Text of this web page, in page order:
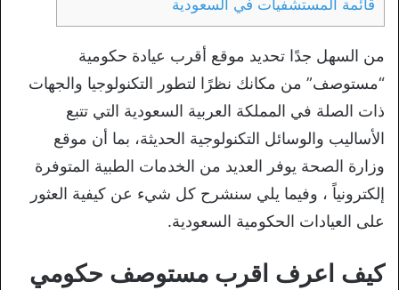
قائمة المستشفيات في السعودية
من السهل جدًا تحديد موقع أقرب عيادة حكومية
“مستوصف” من مكانك نظرًا لتطور التكنولوجيا والجهات
ذات الصلة في المملكة العربية السعودية التي تتبع
الأساليب والوسائل التكنولوجية الحديثة، بما أن موقع
وزارة الصحة يوفر العديد من الخدمات الطبية المتوفرة
إلكترونياً ، وفيما يلي سنشرح كل شيء عن كيفية العثور
على العيادات الحكومية السعودية.
كيف اعرف اقرب مستوصف حكومي